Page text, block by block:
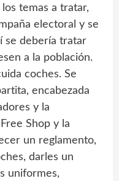
temas a tratar,
electoral y se
se debería tratar
a la población.
coches. Se
encabezada
y la
Shop y la
un reglamento,
darles un
uniformes,